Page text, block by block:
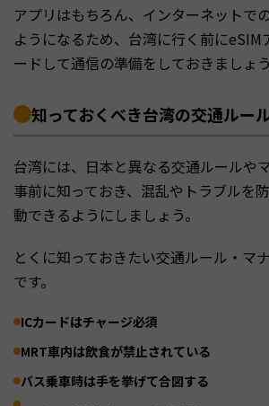
アプリはもちろん、インターネットで
ようになるため、台湾に行く前にeSIM
ードして通信の準備をしておきましょう
知っておくべき台湾の交通ルー
台湾には、日本と異なる交通ルールや
事前に知っておき、混乱やトラブルを
動できるようにしましょう。
とくに知っておきたい交通ルール・マ
です。
ICカードはチャージ必須
MRT車内は飲食が禁止されている
バス乗車時は手を挙げて合図する